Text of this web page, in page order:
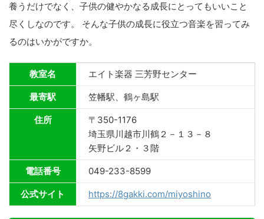
養うだけでなく、子供の健やかなる成長にとってもいいこと
尽くしなのです。 そんな子供の成長に役立つ音楽を習ってみ
るのはいかがですか。
教室名 エイト楽器 三芳野センター
最寄駅 笠幡駅、鶴ヶ島駅
住所
〒350-1176
埼玉県川越市川鶴２－１３－８
矢野ビル２・３階
電話番号 049-233-8599
公式サイト https://8gakki.com/miyoshino